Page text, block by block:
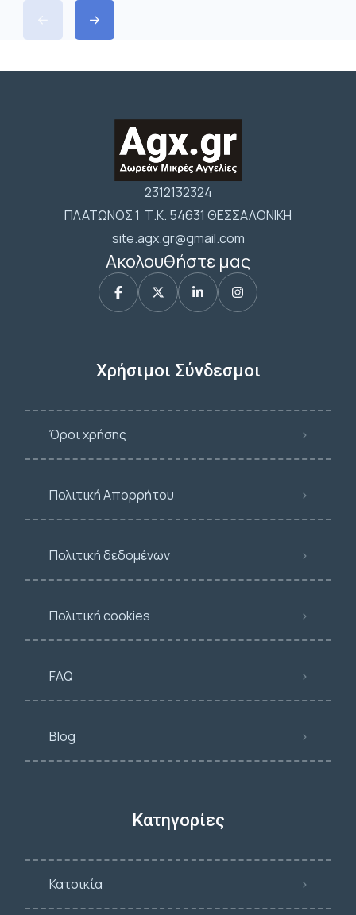
2312132324
ΠΛΑΤΩΝΟΣ 1 Τ.Κ. 54631 ΘΕΣΣΑΛΟΝΙΚΗ
site.agx.gr@gmail.com
Ακολουθήστε μας
Χρήσιμοι Σύνδεσμοι
Όροι χρήσης
Πολιτική Απορρήτου
Πολιτική δεδομένων
Πολιτική cookies
FAQ
Blog
Κατηγορίες
Κατοικία